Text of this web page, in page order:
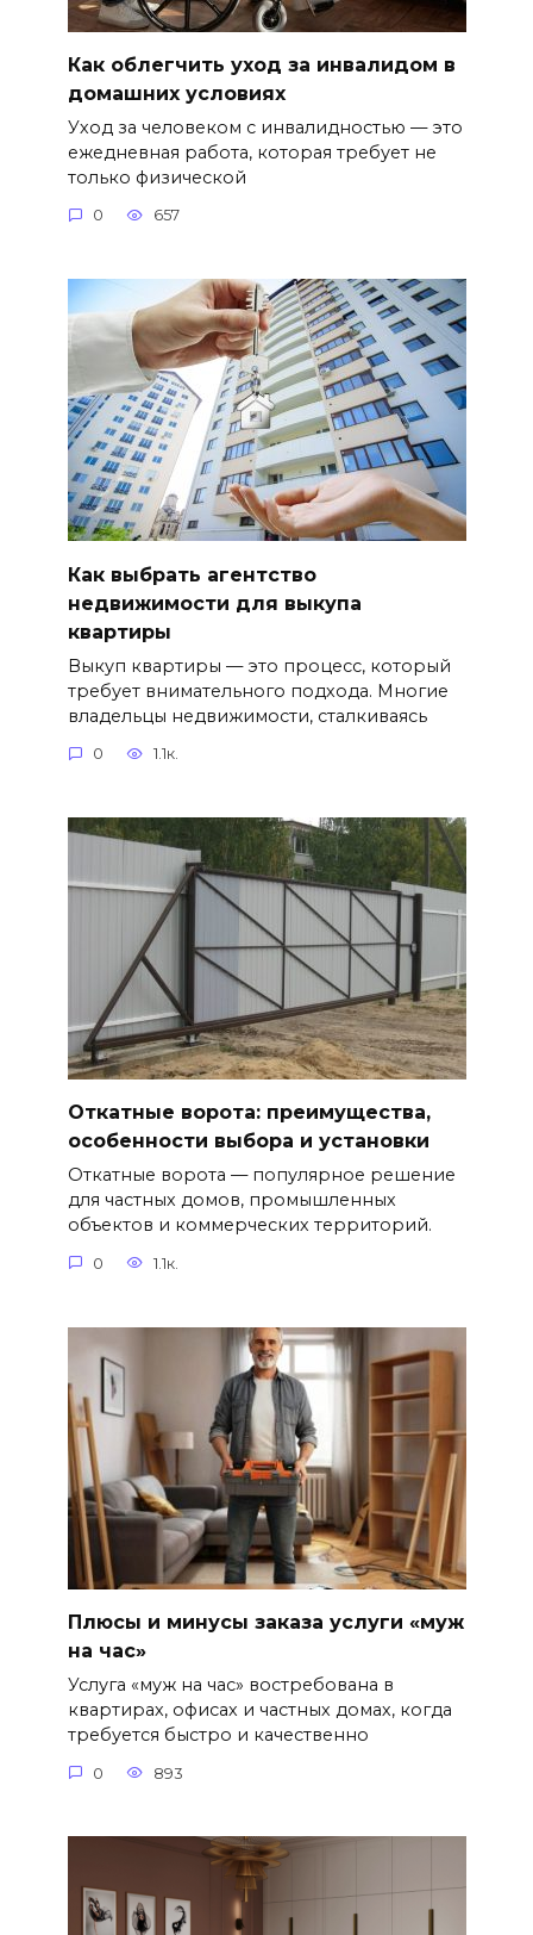
Как облегчить уход за инвалидом в
домашних условиях
Уход за человеком с инвалидностью — это
ежедневная работа, которая требует не
только физической
0 657
Как выбрать агентство
недвижимости для выкупа
квартиры
Выкуп квартиры — это процесс, который
требует внимательного подхода. Многие
владельцы недвижимости, сталкиваясь
0 1.1к.
Откатные ворота: преимущества,
особенности выбора и установки
Откатные ворота — популярное решение
для частных домов, промышленных
объектов и коммерческих территорий.
0 1.1к.
Плюсы и минусы заказа услуги «муж
на час»
Услуга «муж на час» востребована в
квартирах, офисах и частных домах, когда
требуется быстро и качественно
0 893